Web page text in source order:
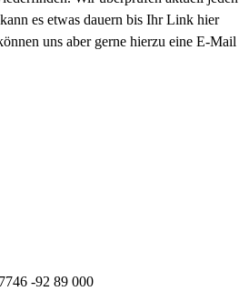
es etwas dauern bis Ihr Link hier
uns aber gerne hierzu eine E-Mail
-92 89 000